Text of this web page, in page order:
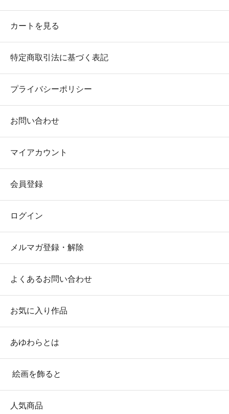
カートを見る
特定商取引法に基づく表記
プライバシーポリシー
お問い合わせ
マイアカウント
会員登録
ログイン
メルマガ登録・解除
よくあるお問い合わせ
お気に入り作品
あゆわらとは
絵画を飾ると
人気商品